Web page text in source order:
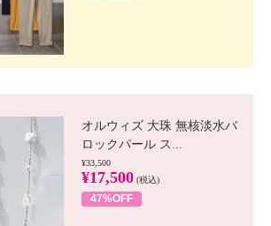
オルウィズ 大珠 無核淡水バ
ロックパール ス...
¥33,500
¥17,500 (税込)
47%OFF